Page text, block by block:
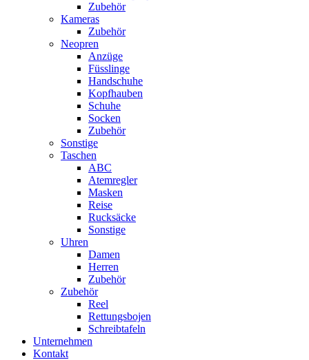
Zubehör
Kameras
Zubehör
Neopren
Anzüge
Füsslinge
Handschuhe
Kopfhauben
Schuhe
Socken
Zubehör
Sonstige
Taschen
ABC
Atemregler
Masken
Reise
Rucksäcke
Sonstige
Uhren
Damen
Herren
Zubehör
Zubehör
Reel
Rettungsbojen
Schreibtafeln
Unternehmen
Kontakt